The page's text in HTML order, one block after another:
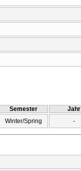
Semester Jahr
Winter/Spring -